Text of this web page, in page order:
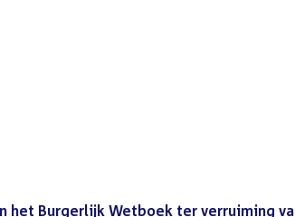
het Burgerlijk Wetboek ter verruiming